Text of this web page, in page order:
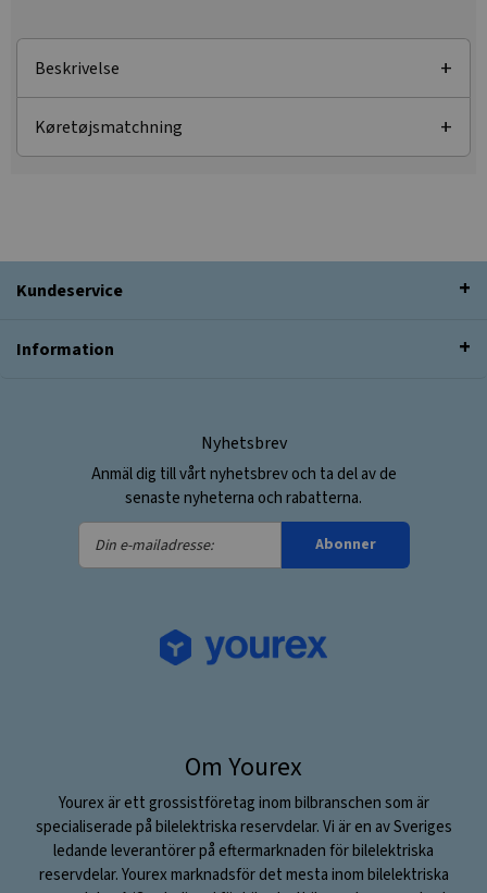
Beskrivelse
Køretøjsmatchning
Kundeservice
Information
Nyhetsbrev
Anmäl dig till vårt nyhetsbrev och ta del av de
senaste nyheterna och rabatterna.
Din
e-
Abonner
Om Yourex
Yourex är ett grossistföretag inom bilbranschen som är
specialiserade på bilelektriska reservdelar. Vi är en av Sveriges
ledande leverantörer på eftermarknaden för bilelektriska
reservdelar. Yourex marknadsför det mesta inom bilelektriska